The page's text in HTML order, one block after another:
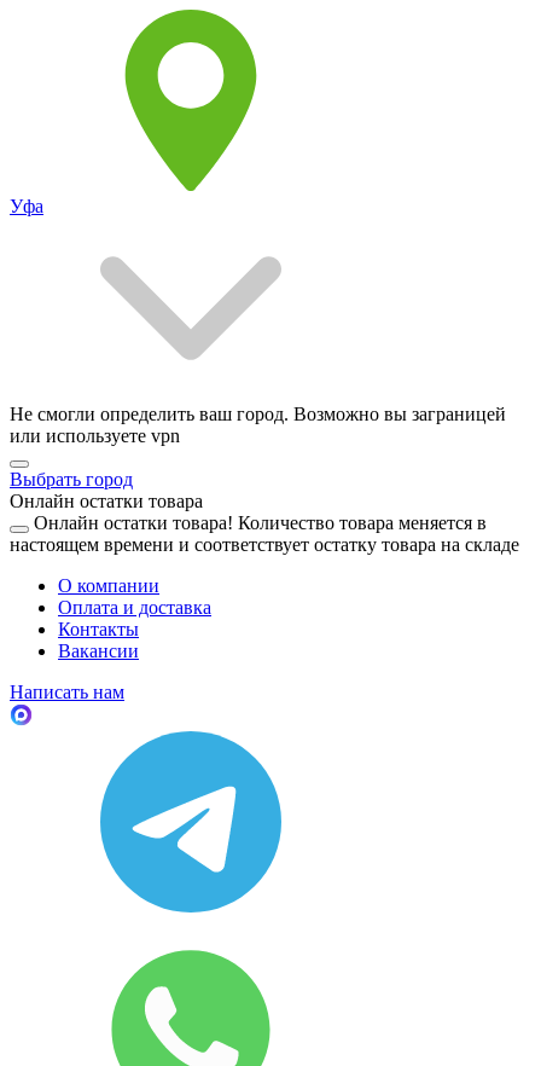
Уфа
Не смогли определить ваш город. Возможно вы заграницей
или используете vpn
Выбрать город
Онлайн остатки товара
Онлайн остатки товара! Количество товара меняется в
настоящем времени и соответствует остатку товара на складе
О компании
Оплата и доставка
Контакты
Вакансии
Написать нам